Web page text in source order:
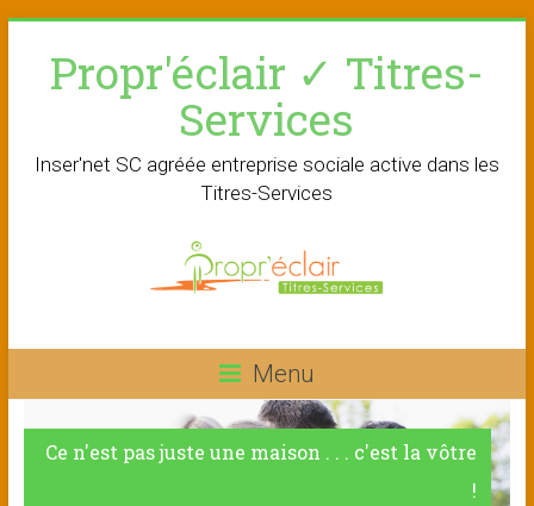
contentPropr'éclair ✓ Titres-
Services
Inser'net SC agréée entreprise sociale active dans les
Titres-Services
Menu
Ce n'est pas juste une maison . . . c'est la vôtre
!